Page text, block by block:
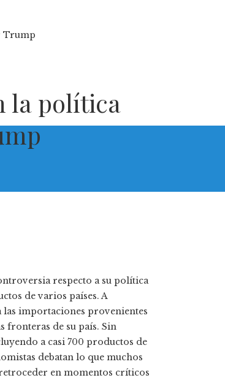
Trump
la política
respecto a su política
de varios países. A
las importaciones provenientes
fronteras de su país. Sin
a casi 700 productos de
debatan lo que muchos
en momentos críticos